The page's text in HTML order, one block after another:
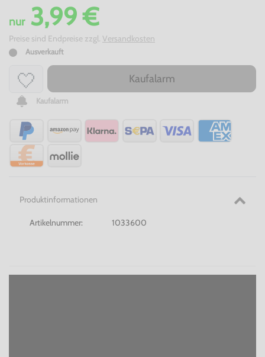
nur3,99 €
Preise sind Endpreise zzgl. Versandkosten
Ausverkauft
Kaufalarm
Kaufalarm
Produktinformationen
Artikelnummer: 1033600